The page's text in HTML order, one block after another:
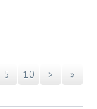
5 10 > »